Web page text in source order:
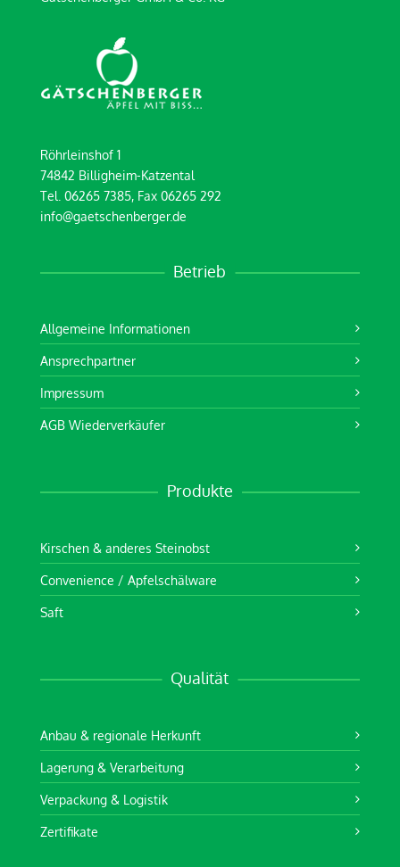
Röhrleinshof 1
74842 Billigheim-Katzental
Tel. 06265 7385, Fax 06265 292
info@gaetschenberger.de
Betrieb
Allgemeine Informationen
Ansprechpartner
Impressum
AGB Wiederverkäufer
Produkte
Kirschen & anderes Steinobst
Convenience / Apfelschälware
Saft
Qualität
Anbau & regionale Herkunft
Lagerung & Verarbeitung
Verpackung & Logistik
Zertifikate